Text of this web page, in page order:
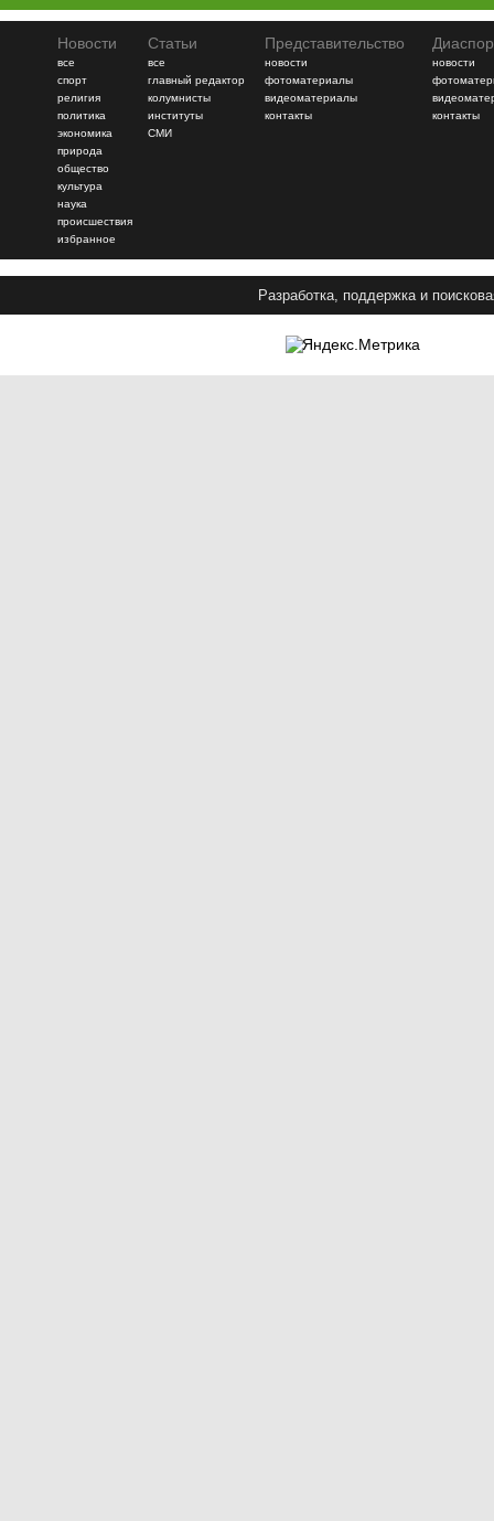
Новости
все
спорт
религия
политика
экономика
природа
общество
культура
наука
происшествия
избранное
Статьи
все
главный редактор
колумнисты
институты
СМИ
Представительство
новости
фотоматериалы
видеоматериалы
контакты
новости
контакты
Разработка, поддержка и